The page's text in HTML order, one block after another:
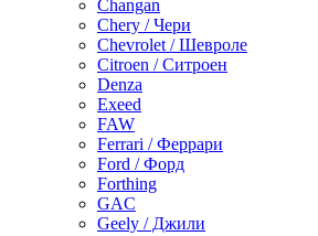
Changan
Chery / Чери
Chevrolet / Шевроле
Citroen / Ситроен
Denza
Exeed
FAW
Ferrari / Феррари
Ford / Форд
Forthing
GAC
Geely / Джили